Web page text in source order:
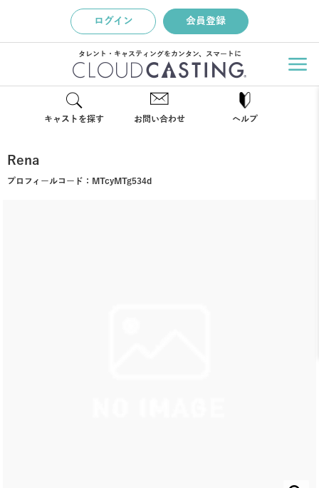
ログイン 会員登録
タレント・キャスティングをカンタン、スマートに
キャストを探す お問い合わせ ヘルプ
Rena
プロフィールコード： MTcyMTg534d